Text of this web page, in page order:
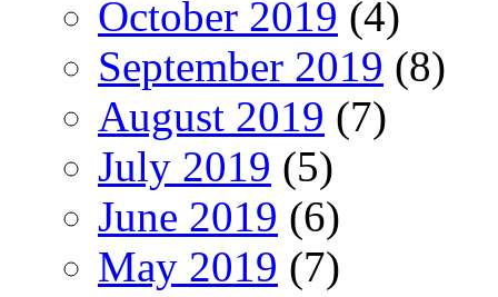
October 2019 (4)
September 2019 (8)
August 2019 (7)
July 2019 (5)
June 2019 (6)
May 2019 (7)